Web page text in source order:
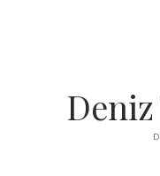
IGTV
Deniz